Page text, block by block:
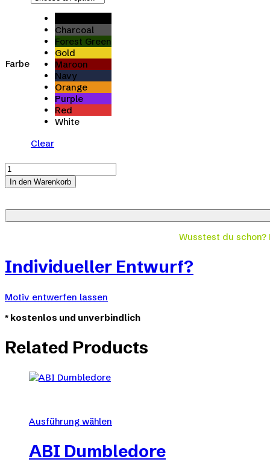
Farbe
Charcoal
Forest Green
Gold
Maroon
Navy
Orange
Purple
Red
White
Clear
ABI
Potter
quantity
In den Warenkorb
Wusstest du schon?
Individueller Entwurf?
Motiv entwerfen lassen
* kostenlos und unverbindlich
Related Products
Ausführung wählen
Produkt
weist
ABI Dumbledore